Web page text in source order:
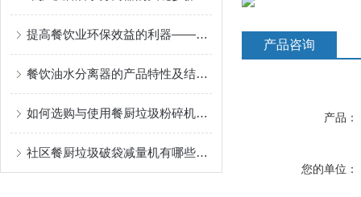
提高餐饮业环保效益的利器——餐饮油水分离器
餐饮油水分离器的产品特性及结构的优势表现
如何选购与使用餐厨垃圾粉碎机的指南与技巧
社区餐厨垃圾破袋减量机有哪些应用
产品咨询
产品：
您的单位：